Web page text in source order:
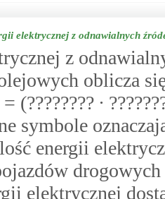
elektrycznej z odnawialnych
z
oblicza
(???????? ∙
symbole
ilość energii
elektrycznej